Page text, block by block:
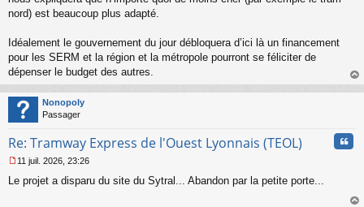
nord) est beaucoup plus adapté.
Idéalement le gouvernement du jour débloquera d’ici là un financement
pour les SERM et la région et la métropole pourront se féliciter de
dépenser le budget des autres.
au
Nonopoly
Passager
Re: Tramway Express de l'Ouest Lyonnais (TEOL)
e
11 juil. 2026, 23:26
Le projet a disparu du site du Sytral... Abandon par la petite porte...